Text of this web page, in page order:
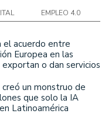
EMPLEO 4.0
el acuerdo entre
Europea en las
o dan servicios
creó un monstruo de
que solo la IA
Latinoamérica